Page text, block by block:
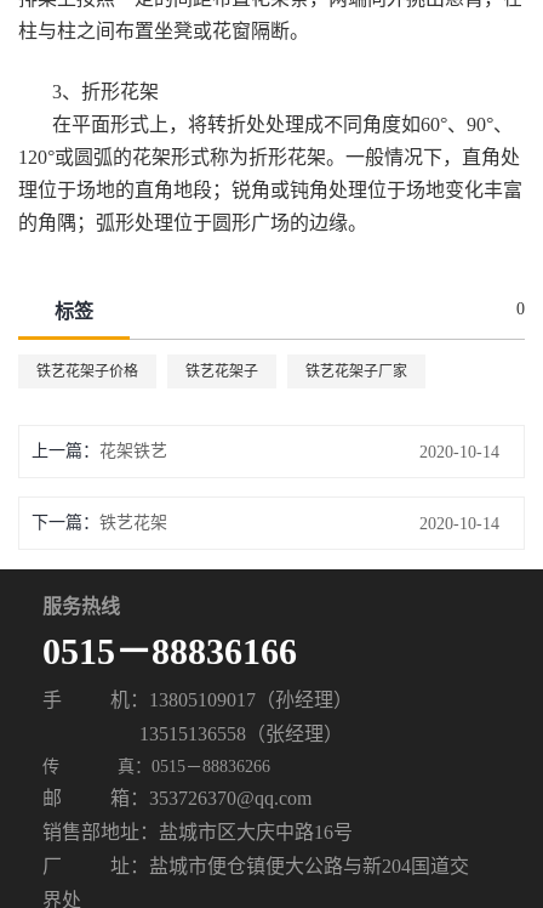
柱与柱之间布置坐凳或花窗隔断。
3、折形花架
在平面形式上，将转折处处理成不同角度如60°、90°、
120°或圆弧的花架形式称为折形花架。一般情况下，直角处
理位于场地的直角地段；锐角或钝角处理位于场地变化丰富
的角隅；弧形处理位于圆形广场的边缘。
标签 0
铁艺花架子价格 铁艺花架子 铁艺花架子厂家
上一篇： 花架铁艺 2020-10-14
下一篇： 铁艺花架 2020-10-14
服务热线
0515－88836166
手
机：13805109017（孙经理）
13515136558（张经理）
传 真：0515－88836266
邮
箱：353726370@qq.com
销售部地址：盐城市区大庆中路16号
厂 址：盐城市便仓镇便大公路与新204国道交
界处